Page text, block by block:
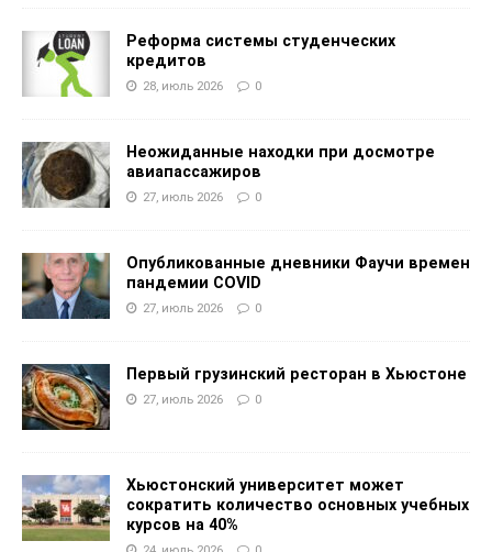
Реформа системы студенческих
кредитов
28, июль 2026 0
Неожиданные находки при досмотре
авиапассажиров
27, июль 2026 0
Опубликованные дневники Фаучи времен
пандемии COVID
27, июль 2026 0
Первый грузинский ресторан в Хьюстоне
27, июль 2026 0
Хьюстонский университет может
сократить количество основных учебных
курсов на 40%